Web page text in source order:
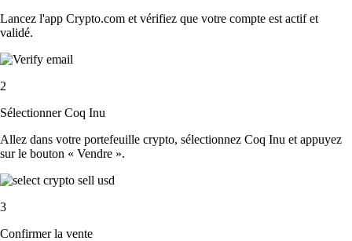
Lancez l'app Crypto.com et vérifiez que votre compte est actif et
validé.
2
Sélectionner Coq Inu
Allez dans votre portefeuille crypto, sélectionnez Coq Inu et appuyez
sur le bouton « Vendre ».
3
Confirmer la vente